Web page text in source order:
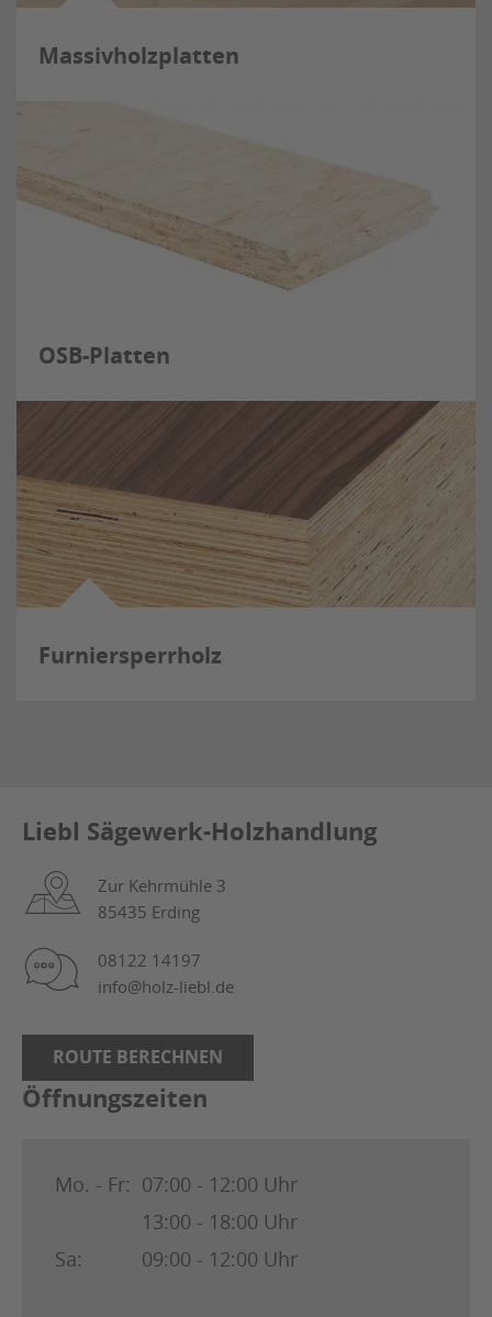
Massivholzplatten
OSB-Platten
Furniersperrholz
Liebl Sägewerk-Holzhandlung
Zur Kehrmühle 3
85435 Erding
08122 14197
info@holz-liebl.de
ROUTE BERECHNEN
Öffnungszeiten
Mo. - Fr: 07:00 - 12:00 Uhr
13:00 - 18:00 Uhr
Sa:
09:00 - 12:00 Uhr